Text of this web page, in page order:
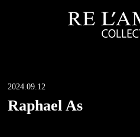
2024.09.12
Raphael As